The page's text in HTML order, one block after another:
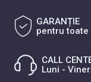
GARANȚIE
pentru toate
CALL
Luni -